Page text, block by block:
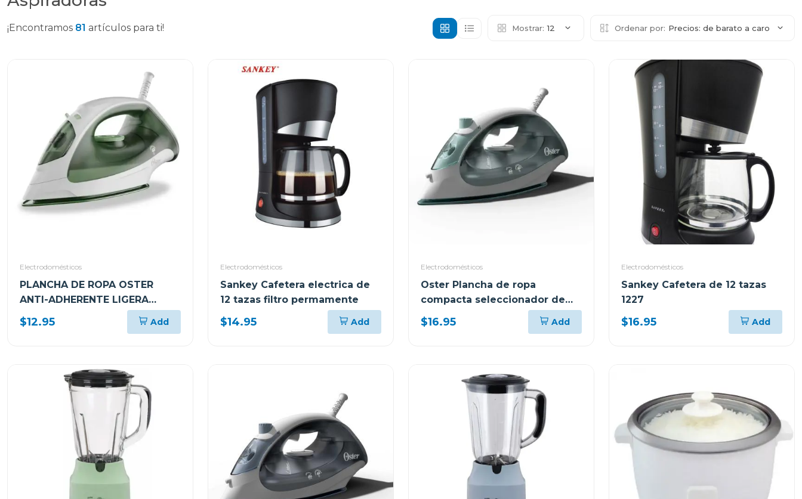
¡Encontramos 81 artículos para ti! Mostrar: 12 Ordenar por: Precios: de barato a caro
Electrodomésticos
PLANCHA DE ROPA OSTER
ANTI-ADHERENTE LIGERA
GCSTBS380
$12.95 Add
Electrodomésticos
Sankey Cafetera electrica de
12 tazas filtro permamente
$14.95 Add
Electrodomésticos
Oster Plancha de ropa
compacta seleccionador de
tela 5002
$16.95 Add
Electrodomésticos
Sankey Cafetera de 12 tazas
1227
$16.95 Add